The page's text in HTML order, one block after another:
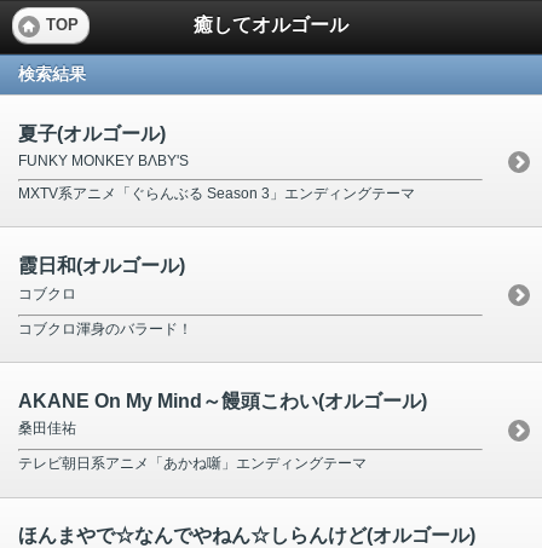
TOP 癒してオルゴール
検索結果
夏子(オルゴール)
FUNKY MONKEY BΛBY'S
MXTV系アニメ「ぐらんぶる Season 3」エンディングテーマ
霞日和(オルゴール)
コブクロ
コブクロ渾身のバラード！
AKANE On My Mind～饅頭こわい(オルゴール)
桑田佳祐
テレビ朝日系アニメ「あかね噺」エンディングテーマ
ほんまやで☆なんでやねん☆しらんけど(オルゴール)